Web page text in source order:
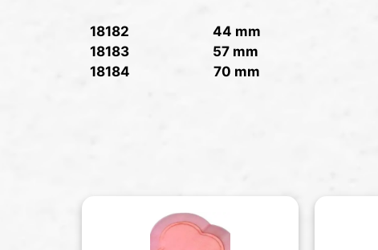
18182 44 mm
18183 57 mm
18184 70 mm